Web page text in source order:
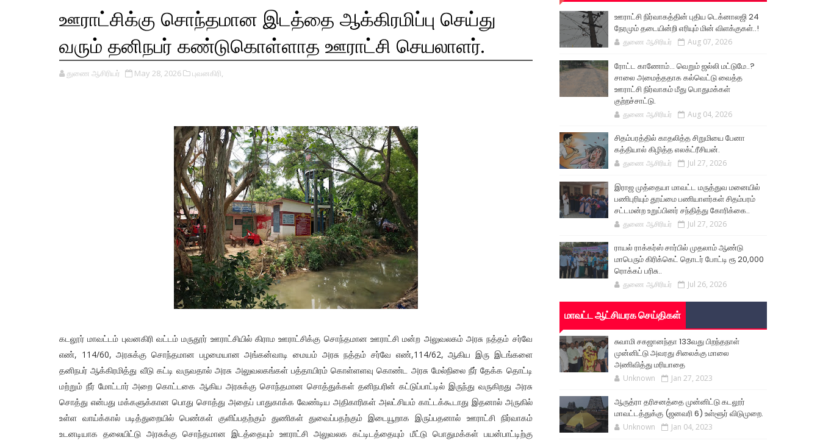
ஊராட்சிக்கு சொந்தமான இடத்தை ஆக்கிரமிப்பு செய்து
வரும் தனிநபர் கண்டுகொள்ளாத ஊராட்சி செயலாளர்.
துணை ஆசிரியர் May 28, 2026 புவனகிரி,
கடலூர் மாவட்டம் புவனகிரி வட்டம் மருதூர் ஊராட்சியில் கிராம ஊராட்சிக்கு சொந்தமான ஊராட்சி மன்ற அலுவலகம் அரசு நத்தம் சர்வே
எண், 114/60, அரசுக்கு சொந்தமான பழமையான அங்கன்வாடி மையம் அரசு நத்தம் சர்வே எண்,114/62, ஆகிய இரு இடங்களை
தனிநபர் ஆக்கிரமித்து வீடு கட்டி வருவதால் அரசு அலுவலகங்கள் பத்தாயிரம் கொள்ளளவு கொண்ட அரசு மேல்நிலை நீர் தேக்க தொட்டி
மற்றும் நீர் மோட்டார் அறை கொட்டகை ஆகிய அரசுக்கு சொந்தமான சொத்துக்கள் தனிநபரின் கட்டுப்பாட்டில் இருந்து வருகிறது அரசு
சொத்து என்பது மக்களுக்கான பொது சொத்து அதைப் பாதுகாக்க வேண்டிய அதிகாரிகள் அலட்சியம் காட்டக்கூடாது இதனால் அருகில்
உள்ள வாய்க்கால் படித்துறையில் பெண்கள் குளிப்பதற்கும் துணிகள் துவைப்பதற்கும் இடையூறாக இருப்பதனால் ஊராட்சி நிர்வாகம்
உடனடியாக தலையிட்டு அரசுக்கு சொந்தமான இடத்தையும் ஊராட்சி அலுவலக கட்டிடத்தையும் மீட்டு பொதுமக்கள் பயன்பாட்டிற்கு
ஊராட்சி நிர்வாகத்தின் புதிய டெக்னாலஜி 24
நேரமும் தடையின்றி எரியும் மின் விளக்குகள்..!
துணை ஆசிரியர் Aug 07, 2026
ரோட்ட காணோம்... வெறும் ஜல்லி மட்டுமே..?
சாலை அமைத்ததாக கல்வெட்டு வைத்த
ஊராட்சி நிர்வாகம் மீது பொதுமக்கள்
குற்றச்சாட்டு.
துணை ஆசிரியர் Aug 04, 2026
சிதம்பரத்தில் காதலித்த சிறுமியை பேனா
கத்தியால் கிழித்த எலக்ட்ரீசியன்.
துணை ஆசிரியர் Jul 27, 2026
இராஜ முத்தையா மாவட்ட மருத்துவ மனையில்
பணிபுரியும் தூய்மை பணியாளர்கள் சிதம்பரம்
சட்டமன்ற உறுப்பினர் சந்தித்து கோரிக்கை..
துணை ஆசிரியர் Jul 27, 2026
ராயல் ராக்கர்ஸ் சார்பில் முதலாம் ஆண்டு
மாபெரும் கிரிக்கெட் தொடர் போட்டி ரூ 20,000
ரொக்கப் பரிசு..
துணை ஆசிரியர் Jul 26, 2026
மாவட்ட ஆட்சியரக செய்திகள்
சுவாமி சகஜானந்தா 133வது பிறந்தநாள்
முன்னிட்டு அவரது சிலைக்கு மாலை
அணிவித்து மரியாதை
Unknown Jan 27, 2023
ஆருத்ரா தரிசனத்தை முன்னிட்டு கடலூர்
மாவட்டத்துக்கு (ஜனவரி 6) உள்ளூர் விடுமுறை.
Unknown Jan 04, 2023